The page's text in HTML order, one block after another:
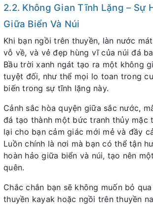
2.2. Không Gian Tĩnh Lặng – Sự
Giữa Biển Và Núi
Khi bạn ngồi trên thuyền, làn nước
vỗ về, và vẻ đẹp hùng vĩ của núi đá
Bầu trời xanh ngát tạo ra một không
tuyệt đối, như thể mọi lo toan trong
biến trong sự tĩnh lặng này.
Cảnh sắc hòa quyện giữa sắc nước,
đá tạo thành một bức tranh thủy mặc
lại cho bạn cảm giác mới mẻ và đầy
Luồn chính là nơi mà bạn có thể tận
hoàn hảo giữa biển và núi, tạo nên
quên.
Chắc chắn bạn sẽ không muốn bỏ
thuyền kayak hoặc ngồi trên thuyền